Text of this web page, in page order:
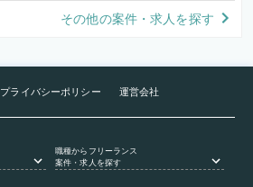
その他の案件・求人を探す
プライバシーポリシー 運営会社
職種からフリーランス
案件・求人を探す